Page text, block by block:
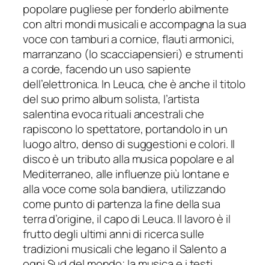
popolare pugliese per fonderlo abilmente
con altri mondi musicali e accompagna la sua
voce con tamburi a cornice, flauti armonici,
marranzano (lo scacciapensieri) e strumenti
a corde, facendo un uso sapiente
dell’elettronica. In Leuca, che è anche il titolo
del suo primo album solista, l’artista
salentina evoca rituali ancestrali che
rapiscono lo spettatore, portandolo in un
luogo altro, denso di suggestioni e colori. Il
disco è un tributo alla musica popolare e al
Mediterraneo, alle influenze più lontane e
alla voce come sola bandiera, utilizzando
come punto di partenza la fine della sua
terra d’origine, il capo di Leuca. Il lavoro è il
frutto degli ultimi anni di ricerca sulle
tradizioni musicali che legano il Salento a